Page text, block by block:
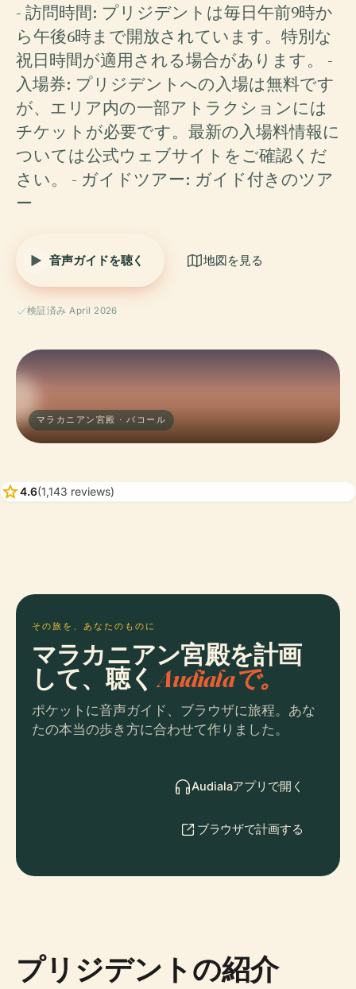
- 訪問時間: プリジデントは毎日午前9時か
ら午後6時まで開放されています。特別な
祝日時間が適用される場合があります。 -
入場券: プリジデントへの入場は無料です
が、エリア内の一部アトラクションには
チケットが必要です。最新の入場料情報に
ついては公式ウェブサイトをご確認くだ
さい。 - ガイドツアー: ガイド付きのツア
ー
音声ガイドを聴く 地図を見る
検証済み April 2026
マラカニアン宮殿 · バコール
star4.6(1,143 reviews)
その旅を、あなたのものに
マラカニアン宮殿を計画
して、聴くAudialaで。
ポケットに音声ガイド、ブラウザに旅程。あな
たの本当の歩き方に合わせて作りました。
Audialaアプリで開く
ブラウザで計画する
プリジデントの紹介